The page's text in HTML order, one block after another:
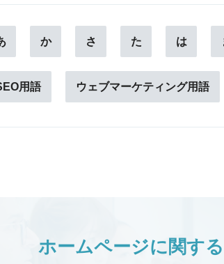
か さ た は
用語 ウェブマーケティング用語
ホームページに関す